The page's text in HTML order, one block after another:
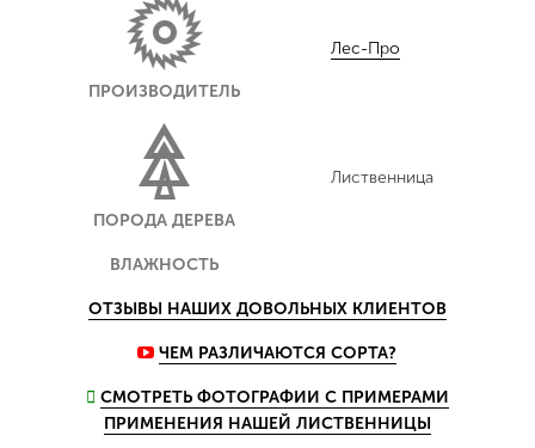
ПРОИЗВОДИТЕЛЬ
Лес-Про
ПОРОДА ДЕРЕВА
Лиственница
ВЛАЖНОСТЬ
ОТЗЫВЫ НАШИХ ДОВОЛЬНЫХ КЛИЕНТОВ
ЧЕМ РАЗЛИЧАЮТСЯ СОРТА?
СМОТРЕТЬ ФОТОГРАФИИ С ПРИМЕРАМИ
ПРИМЕНЕНИЯ НАШЕЙ ЛИСТВЕННИЦЫ